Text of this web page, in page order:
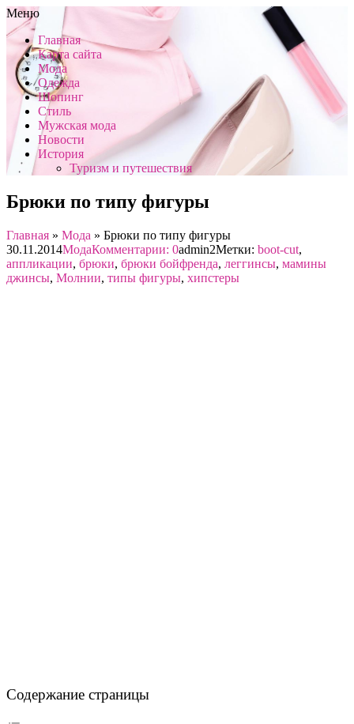
Меню
Главная
Карта сайта
Мода
Одежда
Шопинг
Стиль
Мужская мода
Новости
История
Туризм и путешествия
Брюки по типу фигуры
Главная » Мода » Брюки по типу фигуры
30.11.2014МодаКомментарии: 0admin2Метки: boot-cut,
аппликации, брюки, брюки бойфренда, леггинсы, мамины
джинсы, Молнии, типы фигуры, хипстеры
Содержание страницы